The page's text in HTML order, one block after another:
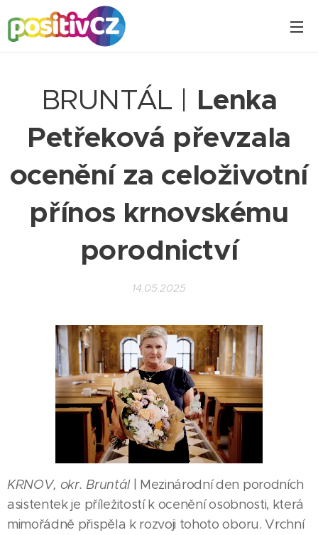
BRUNTÁL | Lenka
Petřeková převzala
ocenění za celoživotní
přínos krnovskému
porodnictví
14.05.2025
KRNOV, okr. Bruntál
| Mezinárodní den porodních
asistentek je příležitostí k ocenění osobnosti, která
mimořádně přispěla k rozvoji tohoto oboru. Vrchní